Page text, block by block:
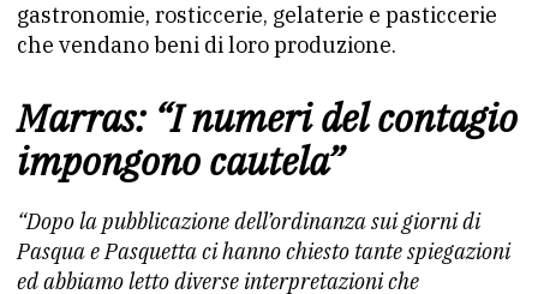
gastronomie, rosticcerie, gelaterie e pasticcerie
che vendano beni di loro produzione.
Marras: “I numeri del contagio
impongono cautela”
“Dopo la pubblicazione dell’ordinanza sui giorni di
Pasqua e Pasquetta ci hanno chiesto tante spiegazioni
ed abbiamo letto diverse interpretazioni che